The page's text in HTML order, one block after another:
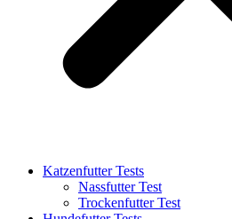
Katzenfutter Tests
Nassfutter Test
Trockenfutter Test